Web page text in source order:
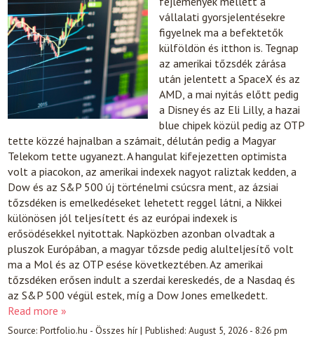
vállalati gyorsjelentésekre
figyelnek ma a befektetők
külföldön és itthon is. Tegnap
az amerikai tőzsdék zárása
után jelentett a SpaceX és az
AMD, a mai nyitás előtt pedig
a Disney és az Eli Lilly, a hazai
blue chipek közül pedig az OTP
tette közzé hajnalban a számait, délután pedig a Magyar
Telekom tette ugyanezt. A hangulat kifejezetten optimista
volt a piacokon, az amerikai indexek nagyot raliztak kedden, a
Dow és az S&P 500 új történelmi csúcsra ment, az ázsiai
tőzsdéken is emelkedéseket lehetett reggel látni, a Nikkei
különösen jól teljesített és az európai indexek is
erősödésekkel nyitottak. Napközben azonban olvadtak a
pluszok Európában, a magyar tőzsde pedig alulteljesítő volt
ma a Mol és az OTP esése következtében. Az amerikai
tőzsdéken erősen indult a szerdai kereskedés, de a Nasdaq és
az S&P 500 végül estek, míg a Dow Jones emelkedett.
Read more »
Source:Portfolio.hu - Összes hír|Published:August 5, 2026 - 8:26 pm